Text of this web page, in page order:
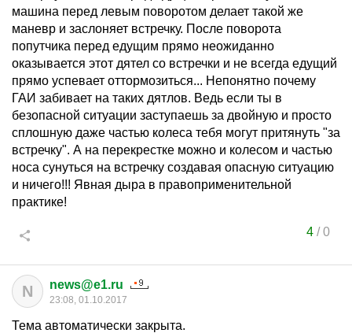
машина перед левым поворотом делает такой же
маневр и заслоняет встречку. После поворота
попутчика перед едущим прямо неожиданно
оказывается этот дятел со встречки и не всегда едущий
прямо успевает оттормозиться... Непонятно почему
ГАИ забивает на таких дятлов. Ведь если ты в
безопасной ситуации заступаешь за двойную и просто
сплошную даже частью колеса тебя могут притянуть "за
встречку". А на перекрестке можно и колесом и частью
носа сунуться на встречку создавая опасную ситуацию
и ничего!!! Явная дыра в правоприменительной
практике!
4/0
N news@e1.ru
23:08, 01.10.2017
Тема автоматически закрыта.